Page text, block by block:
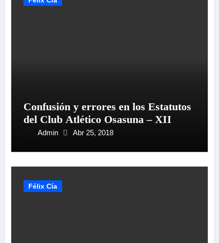
Confusión y errores en los Estatutos
del Club Atlético Osasuna – XII
Admin Abr 25, 2018
Félix Cía